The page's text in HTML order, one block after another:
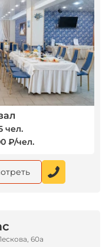
чел.
₽/чел.
60а